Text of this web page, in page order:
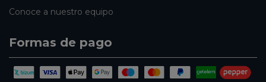
Conoce a nuestro equipo
Formas de pago